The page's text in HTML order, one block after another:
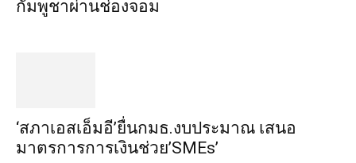
กัมพูชาผ่านช่องจอม
‘สภาเอสเอ็มอี’ยื่นกมธ.งบประมาณ เสนอ
มาตรการการเงินช่วย’SMEs’